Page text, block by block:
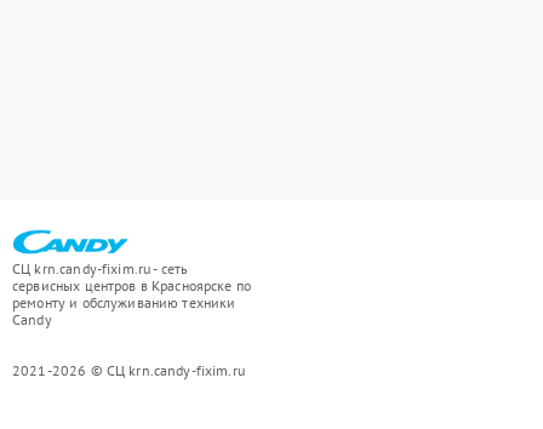
СЦ krn.candy-fixim.ru - сеть
сервисных центров в Красноярске по
ремонту и обслуживанию техники
Candy
2021-2026 © СЦ krn.candy-fixim.ru